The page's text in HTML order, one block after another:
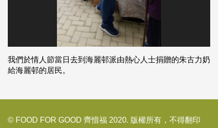
我們於情人節當日去到海麗邨派由熱心人士捐贈的朱古力奶
給海麗邨的居民。
© FOOD FOR GOOD 齊惜福 2020. 版權所有，不得翻印